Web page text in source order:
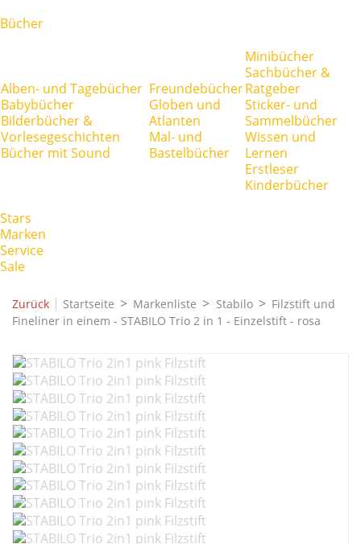
Bücher
Alben- und Tagebücher
Babybücher
Bilderbücher &
Vorlesegeschichten
Bücher mit Sound
Freundebücher
Globen und
Atlanten
Mal- und
Bastelbücher
Minibücher
Sachbücher &
Ratgeber
Sticker- und
Sammelbücher
Wissen und
Lernen
Erstleser
Kinderbücher
Stars
Marken
Service
Sale
Zurück | Startseite Markenliste Stabilo
Filzstift und
Fineliner in einem - STABILO Trio 2 in 1 - Einzelstift - rosa